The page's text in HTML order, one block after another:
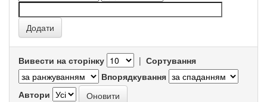
Вивести на сторінку | Сортування
Впорядкування
Автори